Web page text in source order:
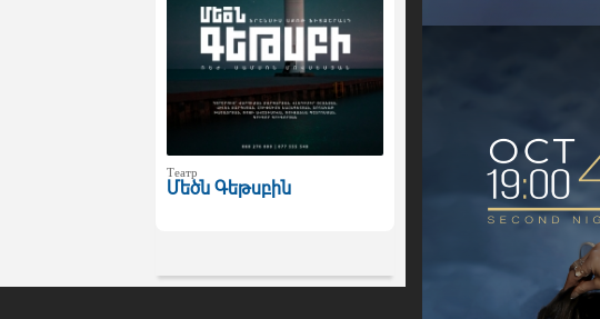
Театр
Մեծն Գեթսբին